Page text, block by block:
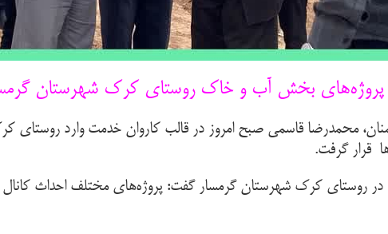
پروژه‌های بخش آب و خاک روستای کرک شهرستان
محمدرضا قاسمی صبح امروز در قالب کاروان خدمت وارد روستای
قرار گرفت.
روستای کرک شهرستان گرمسار گفت: پروژه‌های مختلف احداث کانال